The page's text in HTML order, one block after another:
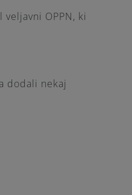
OPPN, ki
dodali nekaj